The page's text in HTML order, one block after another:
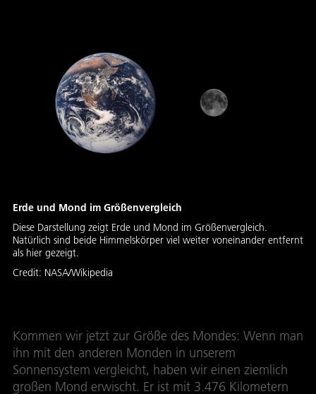
Erde und Mond im Größenvergleich
Diese Darstellung zeigt Erde und Mond im Größenvergleich.
Natürlich sind beide Himmelskörper viel weiter voneinander entfernt
als hier gezeigt.
Credit: NASA/Wikipedia
Kommen wir jetzt zur Größe des Mondes: Wenn man
ihn mit den anderen Monden in unserem
Sonnensystem vergleicht, haben wir einen ziemlich
großen Mond erwischt. Er ist mit 3.476 Kilometern